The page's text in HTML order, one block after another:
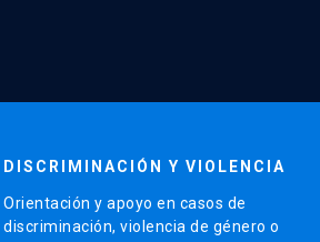
DISCRIMINACIÓN Y VIOLENCIA
Orientación y apoyo en casos de
discriminación, violencia de género o